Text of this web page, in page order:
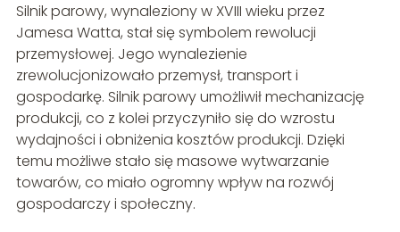
Silnik parowy, wynaleziony w XVIII wieku przez
Jamesa Watta, stał się symbolem rewolucji
przemysłowej. Jego wynalezienie
zrewolucjonizowało przemysł, transport i
gospodarkę. Silnik parowy umożliwił mechanizację
produkcji, co z kolei przyczyniło się do wzrostu
wydajności i obniżenia kosztów produkcji. Dzięki
temu możliwe stało się masowe wytwarzanie
towarów, co miało ogromny wpływ na rozwój
gospodarczy i społeczny.